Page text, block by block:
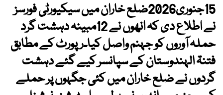
15جنوری2026ضلع خاران میں سیکیورٹی فورسز
نے اطلاع دی کہ انھوں نے 12مبینہ دہشت گرد
حملہ آوروں کو جہنم واصل کیا۔رپورٹ کے مطابق
فتنۃ الہندوستان کے سپانسر کیے گئے دہشت
گردوں نے ضلع خاران میں کئی جگہوں پر حملے